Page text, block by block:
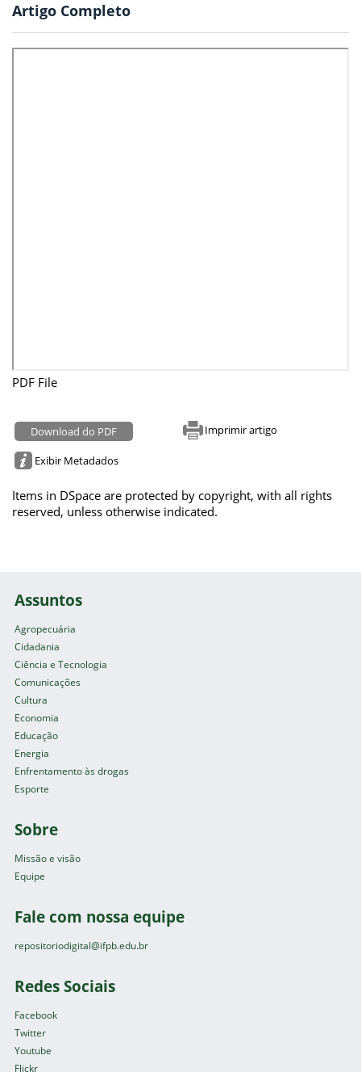
Artigo Completo
PDF File
Download do PDF Imprimir artigo
Exibir Metadados
Items in DSpace are protected by copyright, with all rights
reserved, unless otherwise indicated.
Assuntos
Agropecuária
Cidadania
Ciência e Tecnologia
Comunicações
Cultura
Economia
Educação
Energia
Enfrentamento às drogas
Esporte
Sobre
Missão e visão
Equipe
Fale com nossa equipe
repositoriodigital@ifpb.edu.br
Redes Sociais
Facebook
Twitter
Youtube
Flickr